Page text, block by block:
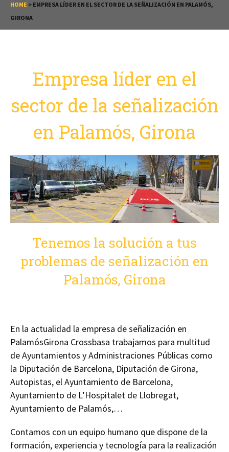
HOME > EMPRESA LÍDER EN EL SECTOR DE LA SEÑALIZACIÓN EN PALAMÓS,
GIRONA
Empresa líder en el
sector de la señalización
en Palamós, Girona
Tenemos la solución a tus
problemas de señalización en
Palamós, Girona
En la actualidad la empresa de señalización en
PalamósGirona Crossbasa trabajamos para multitud
de Ayuntamientos y Administraciones Públicas como
la Diputación de Barcelona, Diputación de Girona,
Autopistas, el Ayuntamiento de Barcelona,
Ayuntamiento de L’Hospitalet de Llobregat,
Ayuntamiento de Palamós,…
Contamos con un equipo humano que dispone de la
formación, experiencia y tecnología para la realización